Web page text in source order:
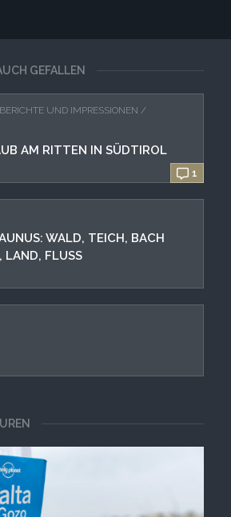
GEFALLEN
1
UND IMPRESSIONEN /
AM RITTEN IN SÜDTIROL
WALD, TEICH, BACH
LAND, FLUSS